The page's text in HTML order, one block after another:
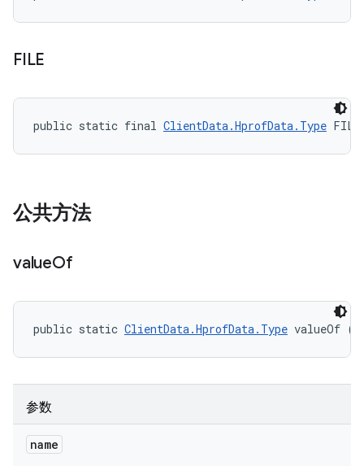
FILE
public static final ClientData.HprofData.Type FILE
公共方法
valueOf
public static ClientData.HprofData.Type valueOf
参数
name